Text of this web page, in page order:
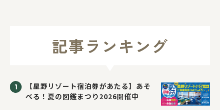
記事ランキング
【星野リゾート宿泊券があたる】あそ
べる！夏の図鑑まつり2026開催中